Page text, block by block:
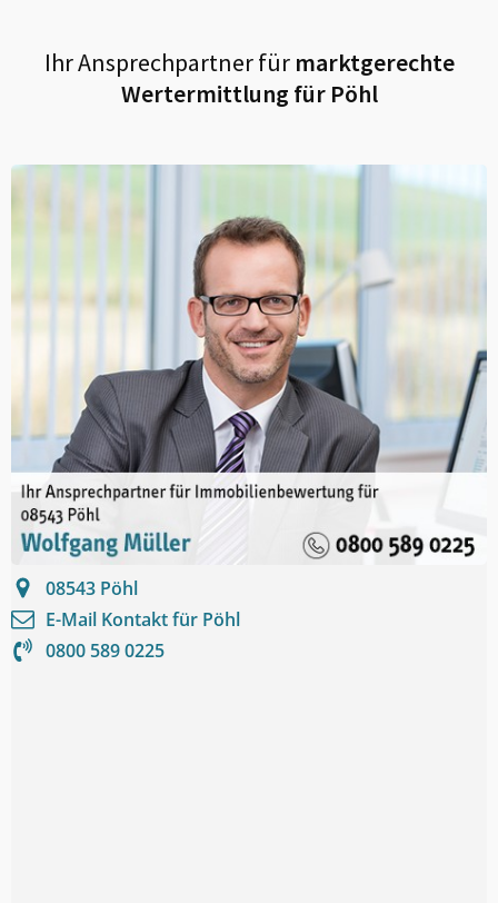
Ihr Ansprechpartner fürmarktgerechte
Wertermittlung für Pöhl
08543 Pöhl
E-Mail Kontakt für Pöhl
0800 589 0225